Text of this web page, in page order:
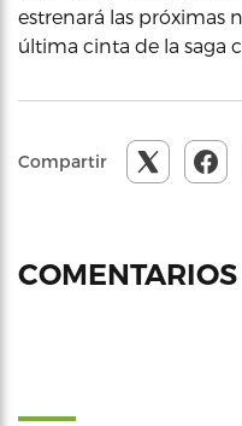
estrenará las próximas
última cinta de la saga
Compartir
COMENTARIOS